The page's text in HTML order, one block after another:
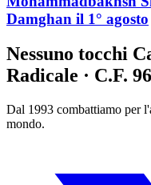
Damghan il 1° agosto
Nessuno tocchi
Radicale · C.F.
Dal 1993 combattiamo per
mondo.